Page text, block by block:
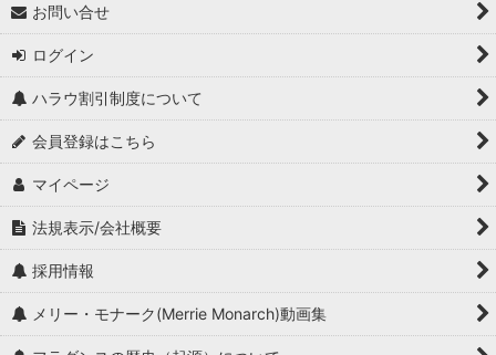
お問い合せ
ログイン
ハラウ割引制度について
会員登録はこちら
マイページ
法規表示/会社概要
採用情報
メリー・モナーク(Merrie Monarch)動画集